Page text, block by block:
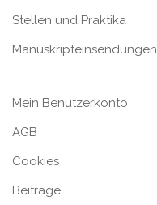
Stellen und Praktika
Manuskripteinsendungen
Mein Benutzerkonto
AGB
Cookies
Beiträge